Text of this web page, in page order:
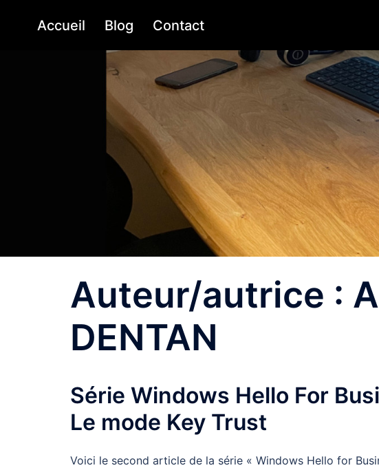
Accueil Blog Contact
Auteur/autrice :
DENTAN
Série Windows Hello For
Le mode Key Trust
Voici le second article de la série « Windows Hello for